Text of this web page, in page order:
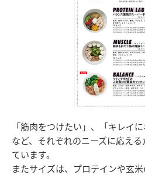
「筋肉をつけたい」、「キレイ
など、それぞれのニーズに応え
ています。
またサイズは、プロテインや玄